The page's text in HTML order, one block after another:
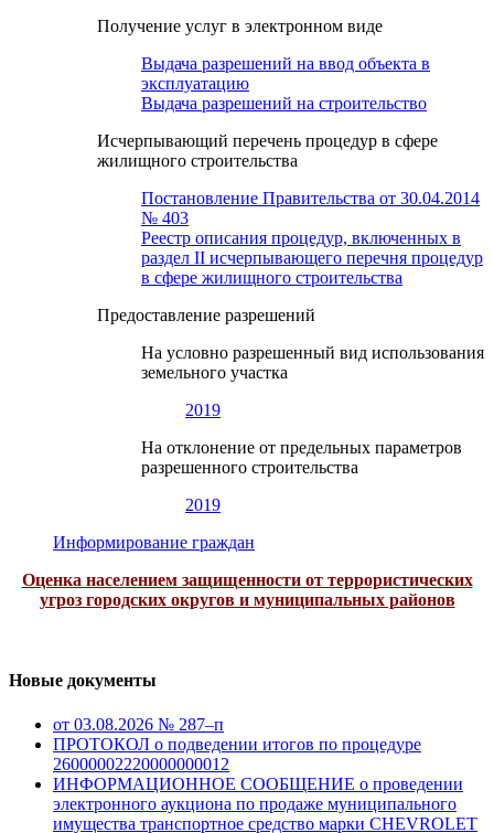
Получение услуг в электронном виде
Выдача разрешений на ввод объекта в
эксплуатацию
Выдача разрешений на строительство
Исчерпывающий перечень процедур в сфере
жилищного строительства
Постановление Правительства от 30.04.2014
№ 403
Реестр описания процедур, включенных в
раздел II исчерпывающего перечня процедур
в сфере жилищного строительства
Предоставление разрешений
На условно разрешенный вид использования
земельного участка
2019
На отклонение от предельных параметров
разрешенного строительства
2019
Информирование граждан
Оценка населением защищенности от террористических
угроз городских округов и муниципальных районов
Новые документы
от 03.08.2026 № 287–п
ПРОТОКОЛ о подведении итогов по процедуре
26000002220000000012
ИНФОРМАЦИОННОЕ СООБЩЕНИЕ о проведении
электронного аукциона по продаже муниципального
имущества транспортное средство марки CHEVROLET